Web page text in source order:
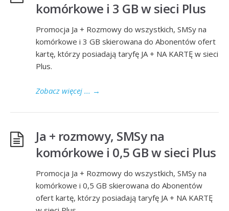
komórkowe i 3 GB w sieci Plus
Promocja Ja + Rozmowy do wszystkich, SMSy na
komórkowe i 3 GB skierowana do Abonentów ofert
kartę, którzy posiadają taryfę JA + NA KARTĘ w sieci
Plus.
Zobacz więcej ... →
Ja + rozmowy, SMSy na
komórkowe i 0,5 GB w sieci Plus
Promocja Ja + Rozmowy do wszystkich, SMSy na
komórkowe i 0,5 GB skierowana do Abonentów
ofert kartę, którzy posiadają taryfę JA + NA KARTĘ